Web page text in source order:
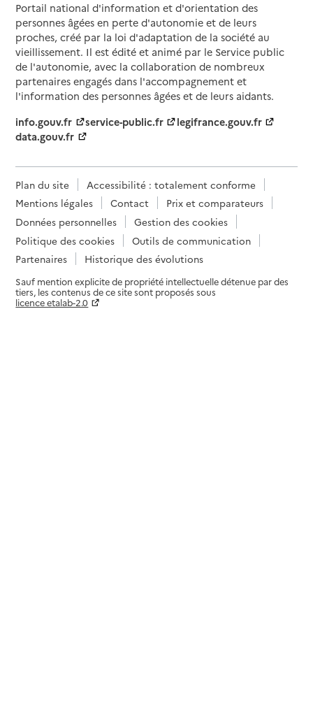
Portail national d'information et d'orientation des
personnes âgées en perte d'autonomie et de leurs
proches, créé par la loi d'adaptation de la société au
vieillissement. Il est édité et animé par le Service public
de l'autonomie, avec la collaboration de nombreux
partenaires engagés dans l'accompagnement et
l'information des personnes âgées et de leurs aidants.
info.gouv.fr
service-public.fr
legifrance.gouv.fr
data.gouv.fr
Plan du site
Accessibilité : totalement conforme
Mentions légales
Contact
Prix et comparateurs
Données personnelles
Gestion des cookies
Politique des cookies
Outils de communication
Partenaires
Historique des évolutions
Sauf mention explicite de propriété intellectuelle détenue par des
tiers, les contenus de ce site sont proposés sous
licence etalab-2.0